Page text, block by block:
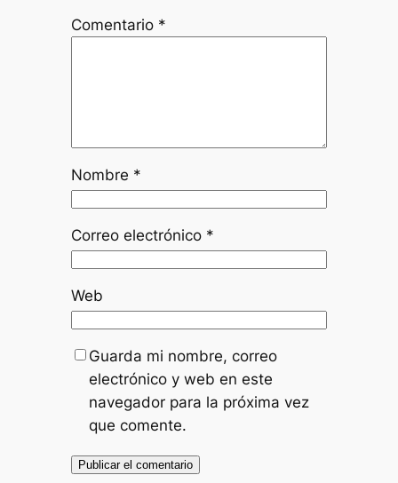
Comentario *
Nombre *
Correo electrónico *
Web
Guarda mi nombre, correo
electrónico y web en este
navegador para la próxima vez
que comente.